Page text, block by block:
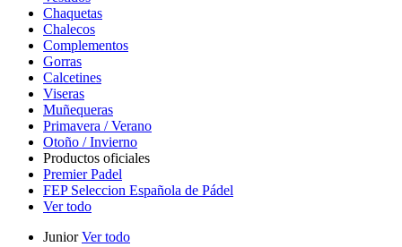
Chaquetas
Chalecos
Complementos
Gorras
Calcetines
Viseras
Muñequeras
Primavera / Verano
Otoño / Invierno
Productos oficiales
Premier Padel
FEP Seleccion Española de Pádel
Ver todo
JuniorVer todo